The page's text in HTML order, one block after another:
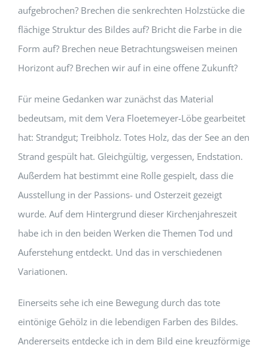
aufgebrochen? Brechen die senkrechten Holzstücke die
flächige Struktur des Bildes auf? Bricht die Farbe in die
Form auf? Brechen neue Betrachtungsweisen meinen
Horizont auf? Brechen wir auf in eine offene Zukunft?
Für meine Gedanken war zunächst das Material
bedeutsam, mit dem Vera Floetemeyer-Löbe gearbeitet
hat: Strandgut; Treibholz. Totes Holz, das der See an den
Strand gespült hat. Gleichgültig, vergessen, Endstation.
Außerdem hat bestimmt eine Rolle gespielt, dass die
Ausstellung in der Passions- und Osterzeit gezeigt
wurde. Auf dem Hintergrund dieser Kirchenjahreszeit
habe ich in den beiden Werken die Themen Tod und
Auferstehung entdeckt. Und das in verschiedenen
Variationen.
Einerseits sehe ich eine Bewegung durch das tote
eintönige Gehölz in die lebendigen Farben des Bildes.
Andererseits entdecke ich in dem Bild eine kreuzförmige